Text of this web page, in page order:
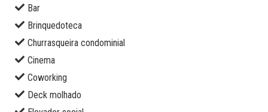
Bar
Brinquedoteca
Churrasqueira condominial
Cinema
Coworking
Deck molhado